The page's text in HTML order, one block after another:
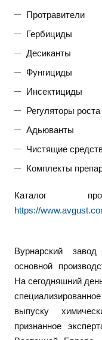
Протравители
Гербициды
Десиканты
Фунгициды
Инсектициды
Регуляторы роста
Адьюванты
Чистящие
Комплекты
Каталог
https://
Вурнарский
основной
На сегодняшний
выпуску
признанное